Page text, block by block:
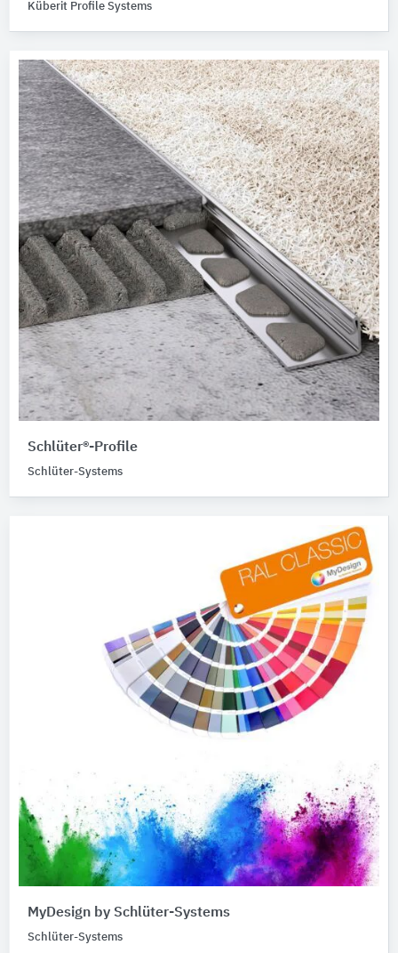
Küberit Profile Systems
Schlüter®-Profile
Schlüter-Systems
MyDesign by Schlüter-Systems
Schlüter-Systems